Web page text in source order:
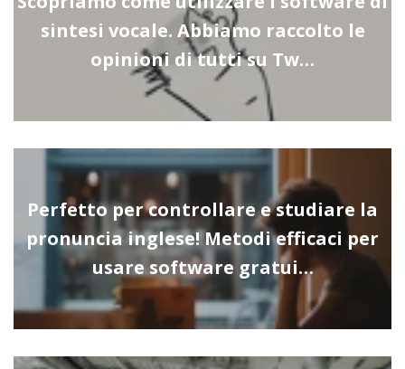
sintesi vocale. Abbiamo raccolto le
opinioni di tutti su Tw…
Perfetto per controllare e studiare la
pronuncia inglese! Metodi efficaci per
usare software gratui…